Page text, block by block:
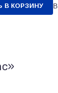
В КОРЗИНУ